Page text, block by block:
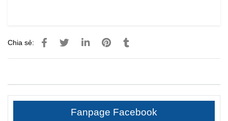
Chia sẻ:
Fanpage Facebook